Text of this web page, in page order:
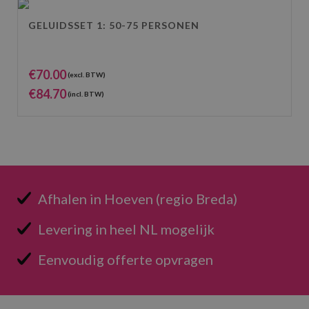
GELUIDSSET 1: 50-75 PERSONEN
€70.00(excl. BTW)
€84.70(incl. BTW)
Afhalen in Hoeven (regio Breda)
Levering in heel NL mogelijk
Eenvoudig offerte opvragen